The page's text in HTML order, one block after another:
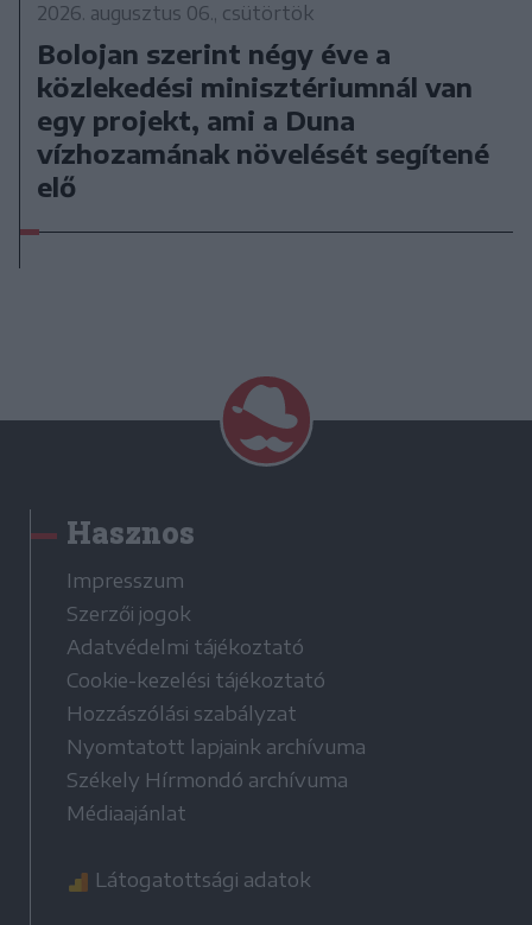
2026. augusztus 06., csütörtök
Bolojan szerint négy éve a
közlekedési minisztériumnál van
egy projekt, ami a Duna
vízhozamának növelését segítené
elő
Hasznos
Impresszum
Szerzői jogok
Adatvédelmi tájékoztató
Cookie-kezelési tájékoztató
Hozzászólási szabályzat
Nyomtatott lapjaink archívuma
Székely Hírmondó archívuma
Médiaajánlat
Látogatottsági adatok